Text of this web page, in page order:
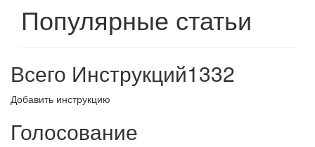
Популярные статьи
Всего Инструкций1332
Добавить инструкцию
Голосование